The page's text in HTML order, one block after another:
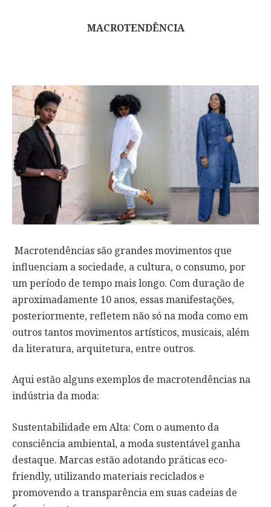
MACROTENDÊNCIA
Macrotendências são grandes movimentos que
influenciam a sociedade, a cultura, o consumo, por
um período de tempo mais longo. Com duração de
aproximadamente 10 anos, essas manifestações,
posteriormente, refletem não só na moda como em
outros tantos movimentos artísticos, musicais, além
da literatura, arquitetura, entre outros.
Aqui estão alguns exemplos de macrotendências na
indústria da moda:
Sustentabilidade em Alta: Com o aumento da
consciência ambiental, a moda sustentável ganha
destaque. Marcas estão adotando práticas eco-
friendly, utilizando materiais reciclados e
promovendo a transparência em suas cadeias de